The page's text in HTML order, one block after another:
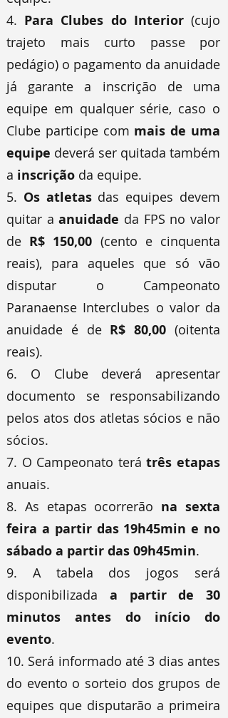
4. Para Clubes do Interior(cujo
trajeto mais curto passe por
pedágio) o pagamento da anuidade
já garante a inscrição de uma
equipe em qualquer série, caso o
Clube participe com mais de uma
equipe deverá ser quitada também
a inscrição da equipe.
5. Os atletasdas equipes devem
quitar aanuidade da FPS no valor
de R$ 150,00 (cento e cinquenta
reais), para aqueles que só vão
disputar o Campeonato
Paranaense Interclubes o valor da
anuidade é de R$ 80,00 (oitenta
reais).
6. O Clube deverá apresentar
documento se responsabilizando
pelos atos dos atletas sócios e não
sócios.
7. O Campeonato terátrês etapas
anuais.
8. As etapas ocorrerão na sexta
feira a partir das 19h45min e no
sábado a partir das 09h45min.
9. A tabela dos jogos será
disponibilizada a partir de 30
minutos antes do início do
evento.
10. Será informado até 3 dias antes
do evento o sorteio dos grupos de
equipes que disputarão a primeira